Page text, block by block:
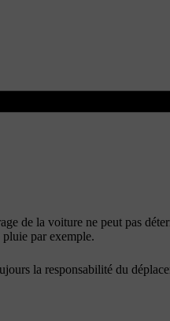
de la voiture ne peut pas
par exemple.
la responsabilité du